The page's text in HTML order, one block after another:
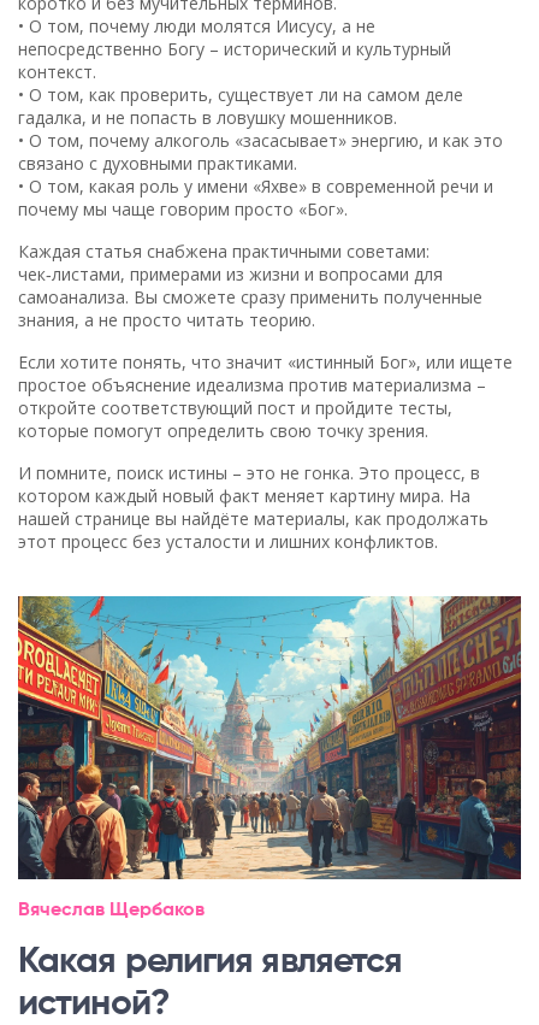
• О том, почему люди молятся Иисусу, а не
непосредственно Богу – исторический и культурный
контекст.
• О том, как проверить, существует ли на самом деле
гадалка, и не попасть в ловушку мошенников.
• О том, почему алкоголь «засасывает» энергию, и как это
связано с духовными практиками.
• О том, какая роль у имени «Яхве» в современной речи и
почему мы чаще говорим просто «Бог».
Каждая статья снабжена практичными советами:
чек‑листами, примерами из жизни и вопросами для
самоанализа. Вы сможете сразу применить полученные
знания, а не просто читать теорию.
Если хотите понять, что значит «истинный Бог», или ищете
простое объяснение идеализма против материализма –
откройте соответствующий пост и пройдите тесты,
которые помогут определить свою точку зрения.
И помните, поиск истины – это не гонка. Это процесс, в
котором каждый новый факт меняет картину мира. На
нашей странице вы найдёте материалы, как продолжать
этот процесс без усталости и лишних конфликтов.
Вячеслав Щербаков
Какая религия является
истиной?